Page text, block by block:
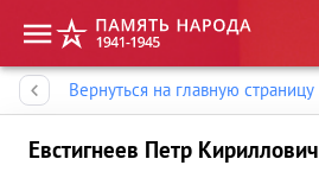
Вернуться на главную страницу
Евстигнеев Петр Кириллович
Память народа